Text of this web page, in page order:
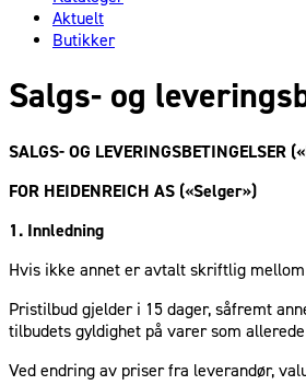
Aktuelt
Butikker
Salgs- og
SALGS- OG LEVERINGSBETINGELSER
FOR HEIDENREICH AS («Selger»)
1. Innledning
Hvis ikke annet er avtalt skriftlig
Pristilbud gjelder i 15 dager, såfremt
tilbudets gyldighet på varer som
Ved endring av priser fra leverandør,